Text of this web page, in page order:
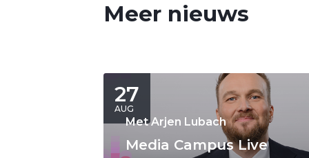
Meer nieuws
27
AUG
Met Arjen Lubach
Media Campus Live